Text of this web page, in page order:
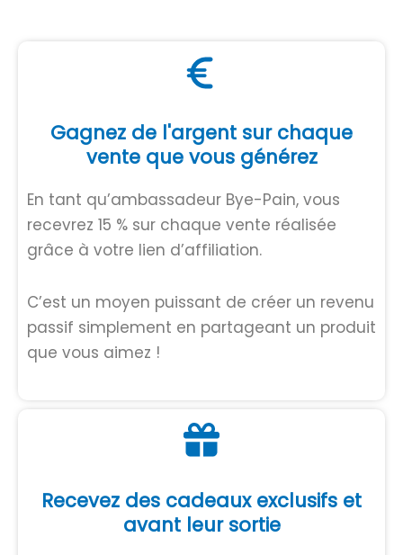
Gagnez de l'argent sur chaque
vente que vous générez
En tant qu’ambassadeur Bye-Pain, vous
recevrez 15 % sur chaque vente réalisée
grâce à votre lien d’affiliation.
C’est un moyen puissant de créer un revenu
passif simplement en partageant un produit
que vous aimez !
Recevez des cadeaux exclusifs et
avant leur sortie